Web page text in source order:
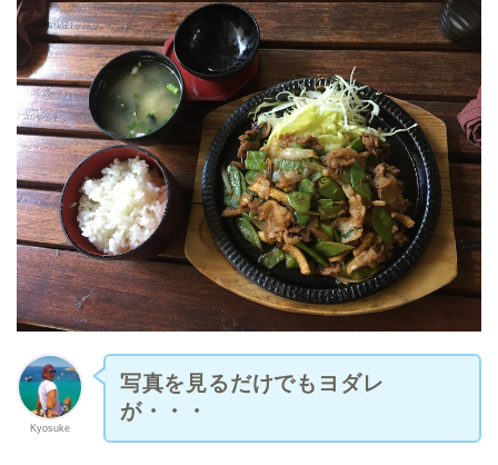
Kyosuke
写真を見るだけでもヨダレ
が・・・